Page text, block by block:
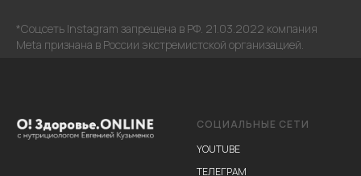
*Соцсеть Instagram запрещена в РФ. 21.03.2022 компания
Meta признана в России экстремистской организацией.
СОЦИАЛЬНЫЕ СЕТИ
YOUTUBE
ТЕЛЕГРАМ